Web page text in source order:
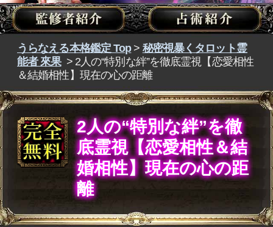
2人の“特別な絆”を徹
底霊視【恋愛相性＆結
婚相性】現在の心の距
離
2人の魂がどれほど深く結ばれている
のかを徹底的に視ていきます。恋愛
相性はもちろん、夫婦となった未来
の関係性や結婚の相性、今の心の距
離や恋脈の有無まで読み解き、この
ご縁が本物かどうかを明らかにしま